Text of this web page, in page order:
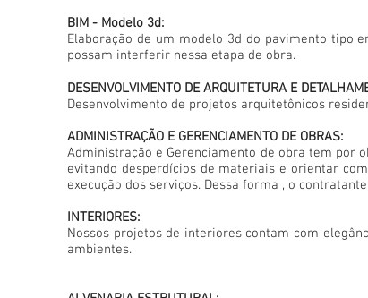
BIM - Modelo 3d:
Elaboração de um modelo 3d do pavimento tipo
possam interferir nessa etapa de obra.
DESENVOLVIMENTO DE ARQUITETURA E
Desenvolvimento de projetos arquitetônicos
ADMINISTRAÇÃO E GERENCIAMENTO DE OBRAS:
Administração e Gerenciamento de obra tem por
evitando desperdícios de materiais e orientar
execução dos serviços. Dessa forma , o
INTERIORES:
Nossos projetos de interiores contam com
ambientes.